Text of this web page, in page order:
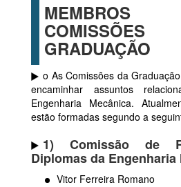
GRADUAÇÃO
ο As Comissões da
encaminhar assuntos
Engenharia Mecânica.
estão formadas segundo a
1) Comissão de
Diplomas da Engenharia
Vitor Ferreira Romano